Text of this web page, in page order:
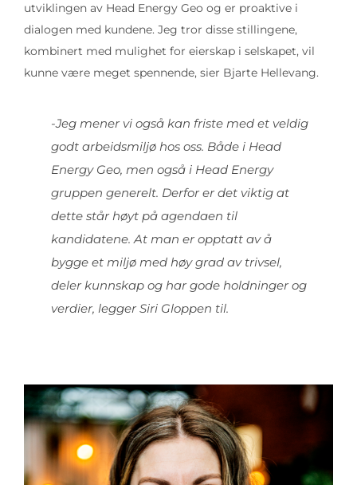
utviklingen av Head Energy Geo og er proaktive i
dialogen med kundene. Jeg tror disse stillingene,
kombinert med mulighet for eierskap i selskapet, vil
kunne være meget spennende, sier Bjarte Hellevang.
-Jeg mener vi også kan friste med et veldig
godt arbeidsmiljø hos oss. Både i Head
Energy Geo, men også i Head Energy
gruppen generelt. Derfor er det viktig at
dette står høyt på agendaen til
kandidatene. At man er opptatt av å
bygge et miljø med høy grad av trivsel,
deler kunnskap og har gode holdninger og
verdier, legger Siri Gloppen til.